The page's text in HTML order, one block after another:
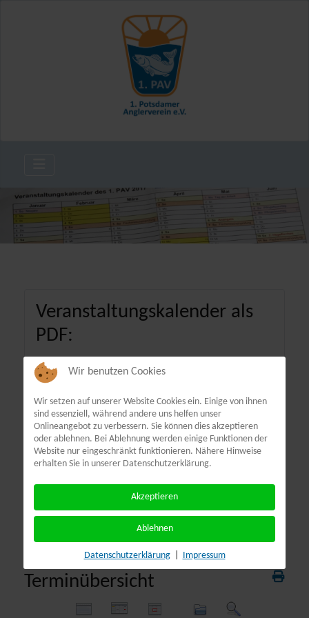
Veranstaltungskalender als
PDF:
Terminübersicht
Wir benutzen Cookies
Wir setzen auf unserer Website Cookies ein. Einige von ihnen
sind essenziell, während andere uns helfen unser
Onlineangebot zu verbessern. Sie können dies akzeptieren
oder ablehnen. Bei Ablehnung werden einige Funktionen der
Website nur eingeschränkt funktionieren. Nähere Hinweise
erhalten Sie in unserer Datenschutzerklärung.
Akzeptieren
Ablehnen
Datenschutzerklärung Impressum